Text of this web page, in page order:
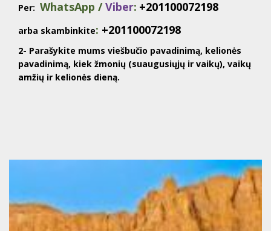
Per: WhatsApp /Viber: +201100072198
arba skambinkite: +201100072198
2- Parašykite mums viešbučio pavadinimą, kelionės
pavadinimą, kiek žmonių (suaugusiųjų ir vaikų), vaikų
amžių ir kelionės dieną.